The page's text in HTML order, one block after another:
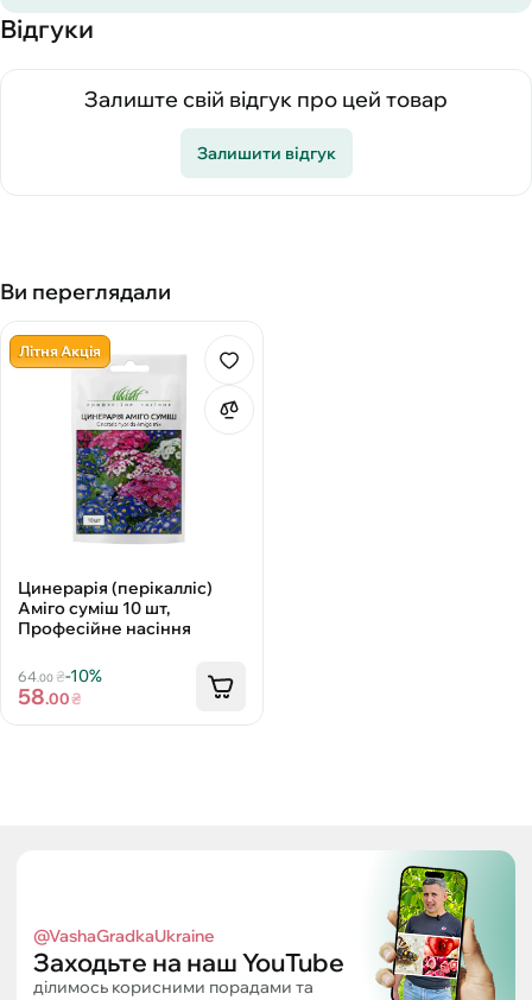
Відгуки
Залиште свій відгук про цей товар
Залишити відгук
Ви переглядали
Літня Акція
Цинерарія (перікалліс)
Аміго суміш 10 шт,
Професійне насіння
64.00₴-10%
58.00₴
@VashaGradkaUkraine
Заходьте на наш YouTube
ділимось корисними порадами та